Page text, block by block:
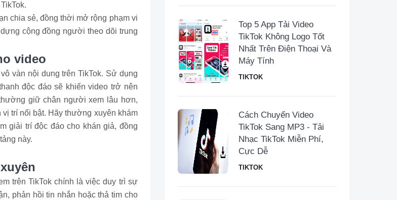
chia sẻ, đồng thời mở rộng phạm vi
cộng đồng người theo dõi trung
video
vàn nội dung trên TikTok. Sử dụng
độc đáo sẽ khiến video trở nên
giữ chân người xem lâu hơn,
trí nổi bật. Hãy thường xuyên khám
giải trí độc đáo cho khán giả, đồng
này.
trên TikTok chính là việc duy trì sự
phản hồi tin nhắn hoặc thả tim cho
Top 5 App Tải Video
TikTok Không Logo Tốt
Nhất Trên Điện Thoại Và
Máy Tính
TIKTOK
Cách Chuyển Video
TikTok Sang MP3 - Tải
Nhạc TikTok Miễn Phí,
Cực Dễ
TIKTOK